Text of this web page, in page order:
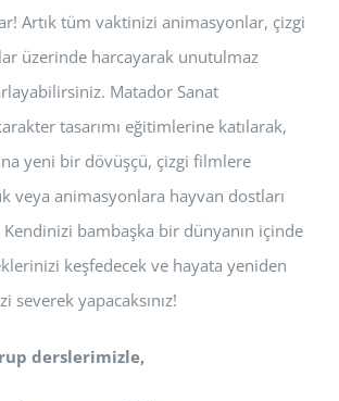
Artık tüm vaktinizi animasyonlar, çizgi
üzerinde harcayarak unutulmaz
Matador Sanat
tasarımı eğitimlerine katılarak,
yeni bir dövüşçü, çizgi filmlere
veya animasyonlara hayvan dostları
bambaşka bir dünyanın içinde
keşfedecek ve hayata yeniden
severek yapacaksınız!
derslerimizle,